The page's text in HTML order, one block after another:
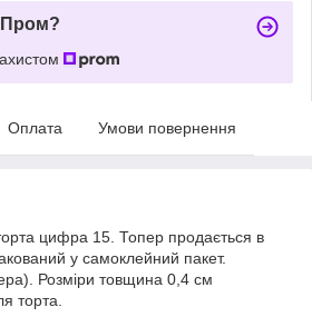
Пром?
Оплата Умови повернення
цифра 15. Топер продається в
у самоклейний пакет.
Розміри товщина 0,4 см
торта.